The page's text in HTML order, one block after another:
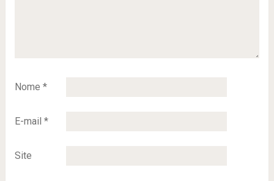
Nome *
E-mail *
Site